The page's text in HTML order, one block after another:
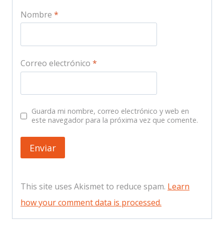
Nombre *
Correo electrónico *
Guarda mi nombre, correo electrónico y web en
este navegador para la próxima vez que comente.
This site uses Akismet to reduce spam. Learn
how your comment data is processed.